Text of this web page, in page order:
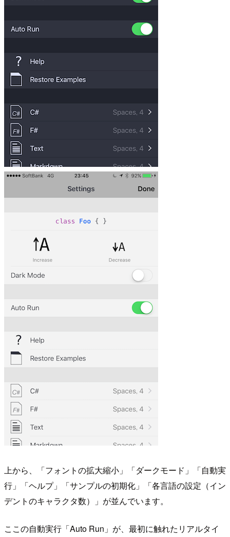
上から、「フォントの拡大縮小」「ダークモード」「自動実
行」「ヘルプ」「サンプルの初期化」「各言語の設定（イン
デントのキャラクタ数）」が並んでいます。
ここの自動実行「Auto Run」が、最初に触れたリアルタイ